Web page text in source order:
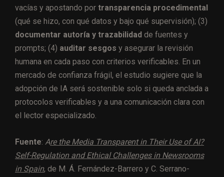
vacías y apostando por transparencia procedimental
(qué se hizo, con qué datos y bajo qué supervisión); (3)
documentar autoría y trazabilidad de fuentes y
prompts; (4) auditar sesgos y asegurar la revisión
humana en cada paso con criterios verificables. En un
mercado de confianza frágil, el estudio sugiere que la
adopción de IA será sostenible solo si queda anclada a
protocolos verificables y a una comunicación clara con
el lector especializado.
Fuente: Are the Media Transparent in Their Use of AI?
Self-Regulation and Ethical Challenges in Newsrooms
in Spain, de M. Á. Fernández-Barrero y C. Serrano-